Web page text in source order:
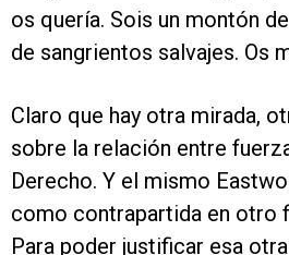
os quería. Sois un montón
de sangrientos salvajes. Os
Claro que hay otra mirada,
sobre la relación entre
Derecho. Y el mismo
como contrapartida en otro
Para poder justificar esa